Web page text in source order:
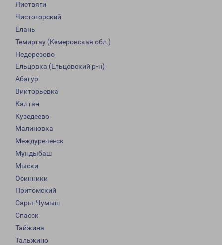
Листвяги
Чистогорский
Елань
Темиртау (Кемеровская обл.)
Недорезово
Ельцовка (Ельцовский р-н)
Абагур
Викторьевка
Калтан
Кузедеево
Малиновка
Междуреченск
Мундыбаш
Мыски
Осинники
Притомский
Сары-Чумыш
Спасск
Тайжина
Тальжино